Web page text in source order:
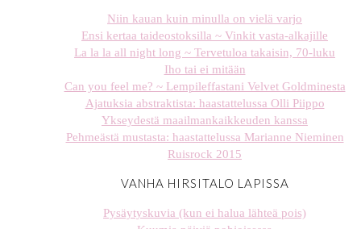
Niin kauan kuin minulla on vielä varjo
Ensi kertaa taideostoksilla ~ Vinkit vasta-alkajille
La la la all night long ~ Tervetuloa takaisin, 70-luku
Iho tai ei mitään
Can you feel me? ~ Lempileffastani Velvet Goldminesta
Ajatuksia abstraktista: haastattelussa Olli Piippo
Ykseydestä maailmankaikkeuden kanssa
Pehmeästä mustasta: haastattelussa Marianne Nieminen
Ruisrock 2015
VANHA HIRSITALO LAPISSA
Pysäytyskuvia (kun ei halua lähteä pois)